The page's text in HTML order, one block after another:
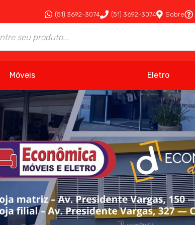
(51) 3692-3074 (51) 3692-3074 Sobre
Móveis Eletro